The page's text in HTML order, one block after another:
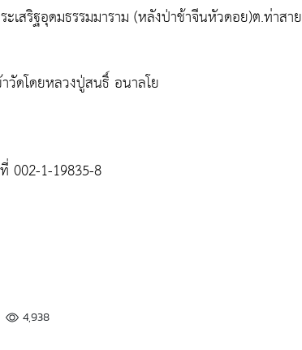
สริฐอุดมธรรมมาราม (หลังป่าช้าจีนหัวดอย)ต.ท่าสาย
วัดโดยหลวงปู่สนธิ์ อนาลโย
002-1-19835-8
4,938